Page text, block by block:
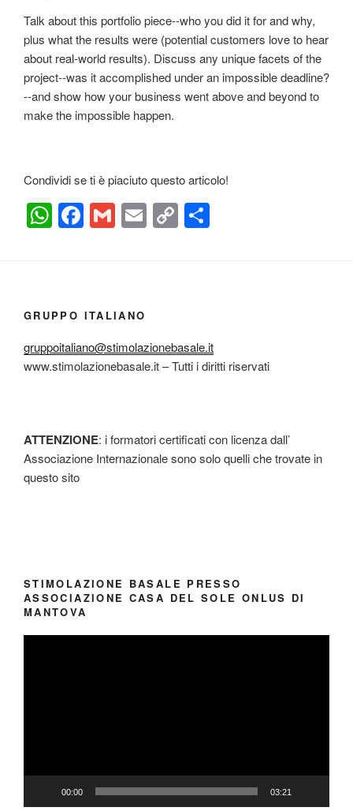
Talk about this portfolio piece--who you did it for and why,
plus what the results were (potential customers love to hear
about real-world results). Discuss any unique facets of the
project--was it accomplished under an impossible deadline?
--and show how your business went above and beyond to
make the impossible happen.
Condividi se ti è piaciuto questo articolo!
W
h
A
p
p
F
a
b
o
o
G
m
E
m
C
o
n
k
di
GRUPPO ITALIANO
gruppoitaliano@stimolazionebasale.it
www.stimolazionebasale.it – Tutti i diritti riservati
ATTENZIONE: i formatori certificati con licenza dall’
Associazione Internazionale sono solo quelli che trovate in
questo sito
STIMOLAZIONE BASALE PRESSO
ASSOCIAZIONE CASA DEL SOLE ONLUS DI
MANTOVA
00:00 03:21